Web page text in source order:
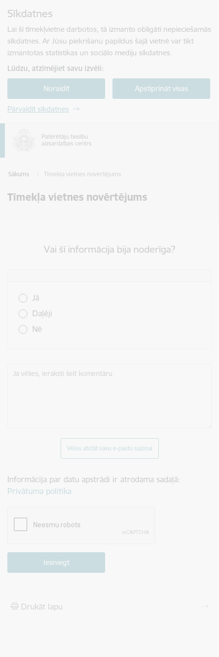
Sīkdatnes
Lai šī tīmekļvietne darbotos, tā izmanto obligāti nepieciešamās
sīkdatnes. Ar Jūsu piekrišanu papildus šajā vietnē var tikt
izmantotas statistikas un sociālo mediju sīkdatnes.
Lūdzu, atzīmējiet savu izvēli:
Noraidīt Apstiprināt visas
Pārvaldīt sīkdatnes
Sākums Tīmekļa vietnes novērtējums
Tīmekļa vietnes novērtējums
Vai šī informācija bija noderīga?
Jā
Daļēji
Nē
Ja vēlies, ieraksti šeit komentāru
Vēlos atstāt savu e-pastu saziņai
Informācija par datu apstrādi ir atrodama sadaļā:
Privātuma politika
Drukāt lapu